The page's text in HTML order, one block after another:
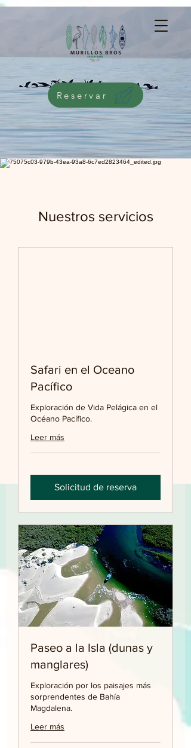
G-5276NMWKQG
Reservar
Nuestros servicios
Safari en el Oceano
Pacífico
Exploración de Vida Pelágica en el
Océano Pacífico.
Leer más
Solicitud de reserva
Paseo a la Isla (dunas y
manglares)
Exploración por los paisajes más
sorprendentes de Bahía
Magdalena.
Leer más